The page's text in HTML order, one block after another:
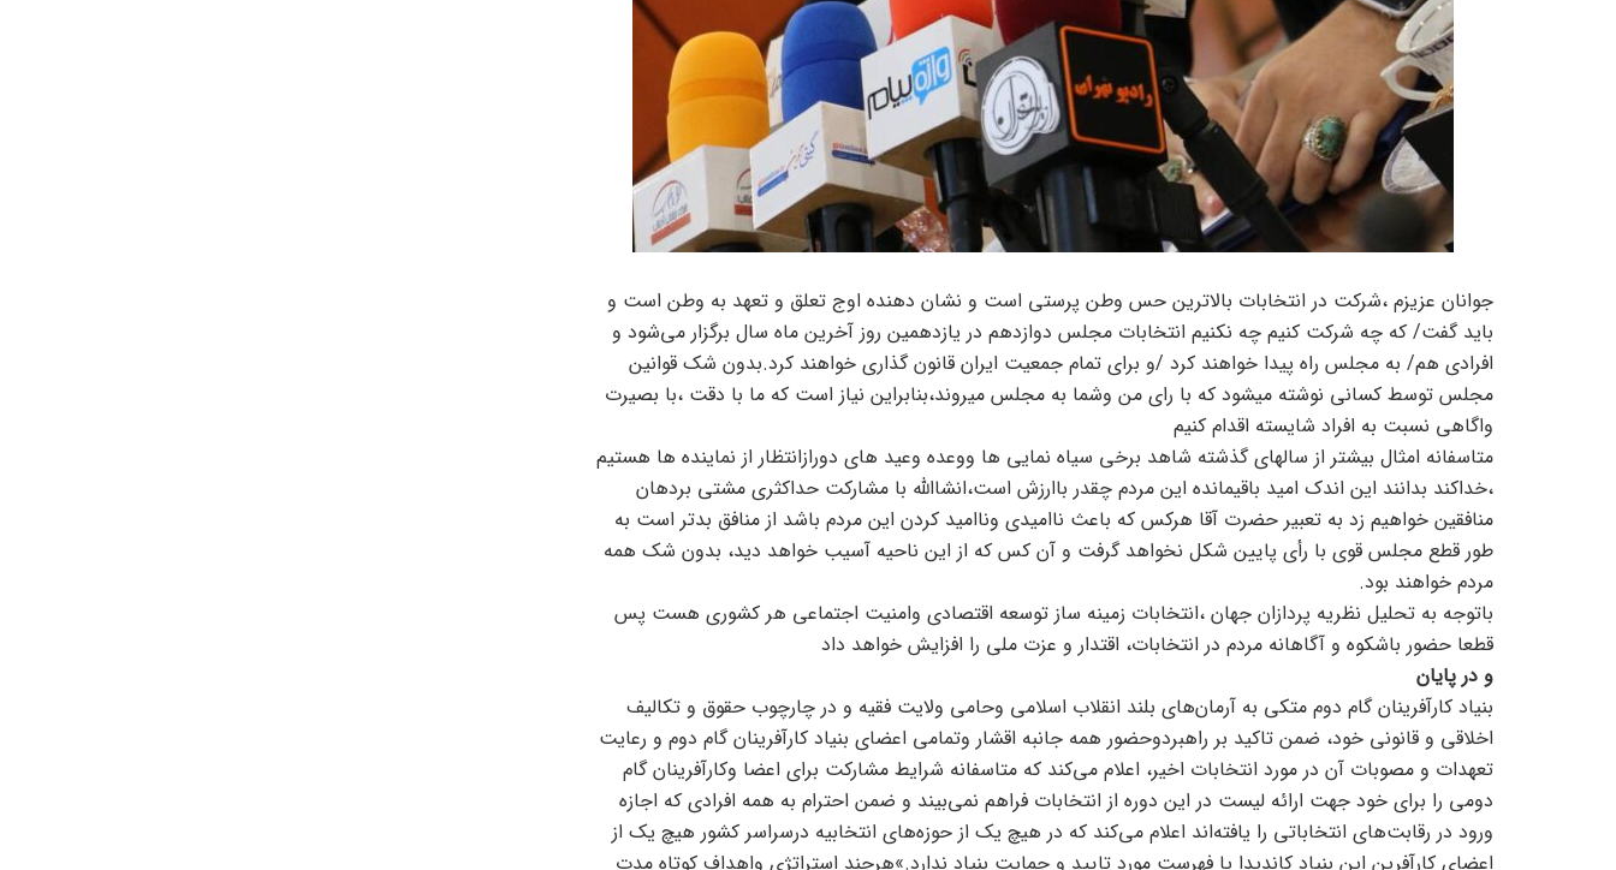
جوانان عزیزم ،شرکت در انتخابات بالاترین حس وطن پرستی است و نشان دهنده اوج تعلق و تعهد به وطن است و
باید گفت/ که چه شرکت کنیم چه نکنیم انتخابات مجلس دوازدهم در یازدهمین روز آخرین ماه سال برگزار می‌شود و
افرادی هم/ به مجلس راه پیدا خواهند کرد /و برای تمام جمعیت ایران قانون گذاری خواهند کرد.بدون شک قوانین
مجلس توسط کسانی نوشته میشود که با رای من وشما به مجلس میروند،بنابراین نیاز است که ما با دقت ،با بصیرت
واگاهی نسبت به افراد شایسته اقدام کنیم
متاسفانه امثال بیشتر از سالهای گذشته شاهد برخی سیاه نمایی ها ووعده وعید های دورازانتظار از نماینده ها هستیم
،خداکند بدانند این اندک امید باقیمانده این مردم چقدر باارزش است،انشاالله با مشارکت حداکثری مشتی بردهان
منافقین خواهیم زد به تعبیر حضرت آقا هرکس که باعث ناامیدی وناامید کردن این مردم باشد از منافق بدتر است به
طور قطع مجلس قوی با رأی پایین شکل نخواهد گرفت و آن کس که از این ناحیه آسیب خواهد دید، بدون شک همه
مردم خواهند بود.
باتوجه به تحلیل نظریه پردازان جهان ،انتخابات زمینه ساز توسعه اقتصادی وامنیت اجتماعی هر کشوری هست پس
قطعا حضور باشکوه و آگاهانه مردم در انتخابات، اقتدار و عزت ملی را افزایش خواهد داد
و در پایان
بنیاد کارآفرینان گام دوم متکی به آرمان‌های بلند انقلاب اسلامی وحامی ولایت فقیه و در چارچوب حقوق و تکالیف
اخلاقی و قانونی خود، ضمن تاکید بر راهبردوحضور همه جانبه اقشار وتمامی اعضای بنیاد کارآفرینان گام دوم و رعایت
تعهدات و مصوبات آن در مورد انتخابات اخیر، اعلام می‌کند که متاسفانه شرایط مشارکت برای اعضا وکارآفرینان گام
دومی را برای خود جهت ارائه لیست در این دوره از انتخابات فراهم نمی‌بیند و ضمن احترام به همه افرادی که اجازه‌
ورود در رقابت‌های انتخاباتی را یافته‌اند اعلام می‌کند که در هیچ یک از حوزه‌های انتخابیه درسراسر کشور هیچ یک از
اعضای کارآفرین این بنیاد کاندیدا یا فهرست مورد تایید و حمایت بنیاد ندارد.»هرچند استراتژی واهداف کوتاه مدت